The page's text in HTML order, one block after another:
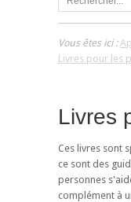
Vous êtes ici :
Livres pour les
Livres
Ces livres sont
ce sont des
personnes
complément à